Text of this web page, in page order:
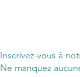
Inscrivez-vous à
Ne manquez